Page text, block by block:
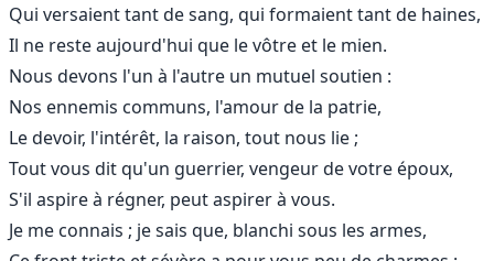
Qui versaient tant de sang, qui formaient tant de haines,
Il ne reste aujourd'hui que le vôtre et le mien.
Nous devons l'un à l'autre un mutuel soutien :
Nos ennemis communs, l'amour de la patrie,
Le devoir, l'intérêt, la raison, tout nous lie ;
Tout vous dit qu'un guerrier, vengeur de votre époux,
S'il aspire à régner, peut aspirer à vous.
Je me connais ; je sais que, blanchi sous les armes,